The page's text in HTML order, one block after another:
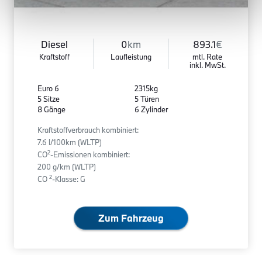
Diesel
Kraftstoff
0km
Laufleistung
893.1€
mtl. Rate
inkl. MwSt.
Euro 6
5 Sitze
8 Gänge
2315kg
5 Türen
6 Zylinder
Kraftstoffverbrauch kombiniert:
7.6 l/100km (WLTP)
CO2-Emissionen kombiniert:
200 g/km (WLTP)
CO 2-Klasse: G
Zum Fahrzeug